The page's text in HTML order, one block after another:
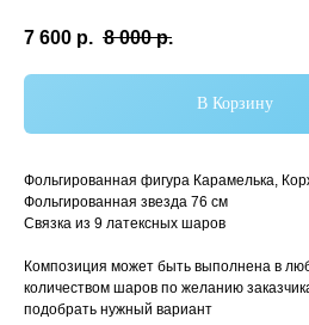
7 600 р. 8 000 р.
В Корзину
Фольгированная фигура Карамелька,
Фольгированная звезда 76 см
Связка из 9 латексных шаров
Композиция может быть выполнена в
количеством шаров по желанию
подобрать нужный вариант
Самые